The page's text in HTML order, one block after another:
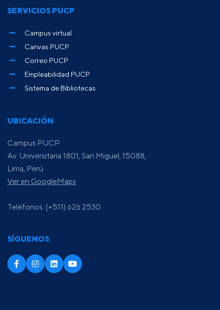
UBICACIÓN
Campus PUCP
Av. Universitaria 1801, San Miguel, 15088,
Lima, Perú
Ver en GoogleMaps
Teléfonos: (+511) 626 2530
SÍGUENOS
SERVICIOS PUCP
Campus virtual
Canvas PUCP
Correo PUCP
Empleabilidad PUCP
Sistema de Bibliotecas